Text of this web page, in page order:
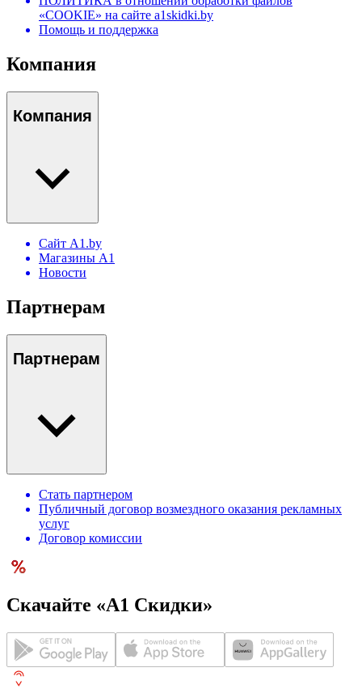
«COOKIE» на сайте a1skidki.by
Помощь и поддержка
Компания
Компания
Сайт A1.by
Магазины А1
Новости
Партнерам
Партнерам
Стать партнером
Публичный договор возмездного оказания рекламных
услуг
Договор комиссии
Скачайте «А1 Скидки»